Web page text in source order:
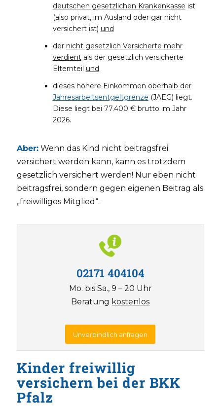
deutschen gesetzlichen Krankenkasse ist
(also privat, im Ausland oder gar nicht
versichert ist) und
der nicht gesetzlich Versicherte mehr
verdientals der gesetzlich versicherte
Elternteil und
dieses höhere Einkommen oberhalb der
Jahresarbeitsentgeltgrenze (JAEG) liegt.
Diese liegt bei 77.400 € brutto im Jahr
2026.
Aber:Wenn das Kind nicht beitragsfrei
versichert werden kann, kann es trotzdem
gesetzlich versichert werden! Nur eben nicht
beitragsfrei, sondern gegen eigenen Beitrag als
„freiwilliges Mitglied“.
02171 404104
Mo. bis Sa., 9 – 20 Uhr
Beratung kostenlos
Unverbindlich anfragen
Kinder freiwillig
versichern bei der BKK
Pfalz